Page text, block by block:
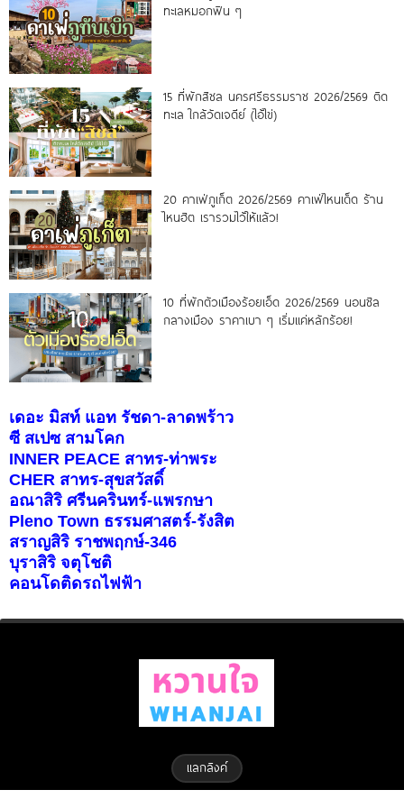
ทะเลหมอกฟิน ๆ
15 ที่พักสิชล นครศรีธรรมราช 2026/2569 ติด
ทะเล ใกล้วัดเจดีย์ (ไอ้ไข่)
20 คาเฟ่ภูเก็ต 2026/2569 คาเฟ่ไหนเด็ด ร้าน
ไหนฮิต เรารวมไว้ให้แล้ว!
10 ที่พักตัวเมืองร้อยเอ็ด 2026/2569 นอนชิล
กลางเมือง ราคาเบา ๆ เริ่มแค่หลักร้อย!
เดอะ มิสท์ แอท รัชดา-ลาดพร้าว
ซี สเปซ สามโคก
INNER PEACE สาทร-ท่าพระ
CHER สาทร-สุขสวัสดิ์
อณาสิริ ศรีนครินทร์-แพรกษา
Pleno Town ธรรมศาสตร์-รังสิต
สราญสิริ ราชพฤกษ์-346
บุราสิริ จตุโชติ
คอนโดติดรถไฟฟ้า
แลกลิงค์